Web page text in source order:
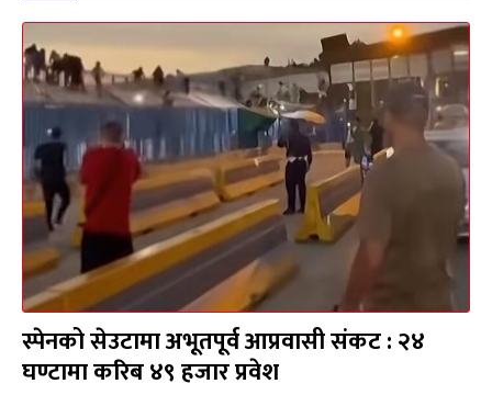
स्पेनको सेउटामा अभूतपूर्व आप्रवासी संकट : २४
घण्टामा करिब ४९ हजार प्रवेश